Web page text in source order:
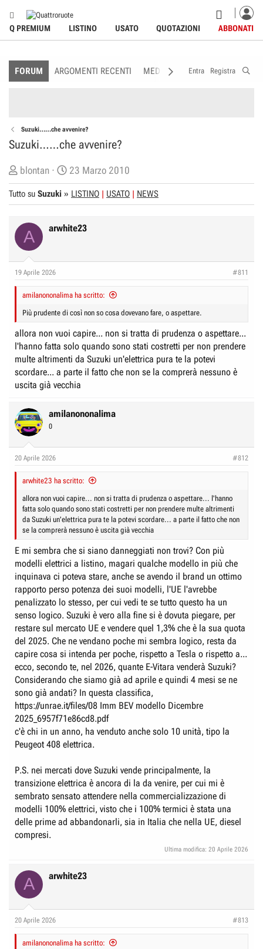
Q PREMIUM LISTINO USATO QUOTAZIONI ABBONATI
FORUM ARGOMENTI RECENTI MEDIA MEMBRI
Entra Registra
Suzuki……che avvenire?
Suzuki……che avvenire?
C
r
e
t
o
e
s
u
s
s
i
n
e
blontan
D
a
t
d
z
i
23 Marzo 2010
Tutto su Suzuki » LISTINO USATO NEWS
A arwhite23
19 Aprile 2026 #811
amilanononalima ha scritto:
Più prudente di così non so cosa dovevano fare, o aspettare.
allora non vuoi capire... non si tratta di prudenza o aspettare...
l'hanno fatta solo quando sono stati costretti per non prendere
multe altrimenti da Suzuki un'elettrica pura te la potevi
scordare... a parte il fatto che non se la comprerà nessuno è
uscita già vecchia
amilanononalima
0
20 Aprile 2026 #812
arwhite23 ha scritto:
allora non vuoi capire... non si tratta di prudenza o aspettare... l'hanno
fatta solo quando sono stati costretti per non prendere multe altrimenti
da Suzuki un'elettrica pura te la potevi scordare... a parte il fatto che non
se la comprerà nessuno è uscita già vecchia
E mi sembra che si siano danneggiati non trovi? Con più
modelli elettrici a listino, magari qualche modello in più che
inquinava ci poteva stare, anche se avendo il brand un ottimo
rapporto perso potenza dei suoi modelli, l'UE l'avrebbe
penalizzato lo stesso, per cui vedi te se tutto questo ha un
senso logico. Suzuki è vero alla fine si è dovuta piegare, per
restare sul mercato UE e vendere quel 1,3% che è la sua quota
del 2025. Che ne vendano poche mi sembra logico, resta da
capire cosa si intenda per poche, rispetto a Tesla o rispetto a...
ecco, secondo te, nel 2026, quante E-Vitara venderà Suzuki?
Considerando che siamo già ad aprile e quindi 4 mesi se ne
sono già andati? In questa classifica,
https://unrae.it/files/08 Imm BEV modello Dicembre
2025_6957f71e86cd8.pdf
c'è chi in un anno, ha venduto anche solo 10 unità, tipo la
Peugeot 408 elettrica.
P.S. nei mercati dove Suzuki vende principalmente, la
transizione elettrica è ancora di la da venire, per cui mi è
sembrato sensato attendere nella commercializzazione di
modelli 100% elettrici, visto che i 100% termici è stata una
delle prime ad abbandonarli, sia in Italia che nella UE, diesel
compresi.
Ultima modifica: 20 Aprile 2026
A arwhite23
20 Aprile 2026 #813
amilanononalima ha scritto: